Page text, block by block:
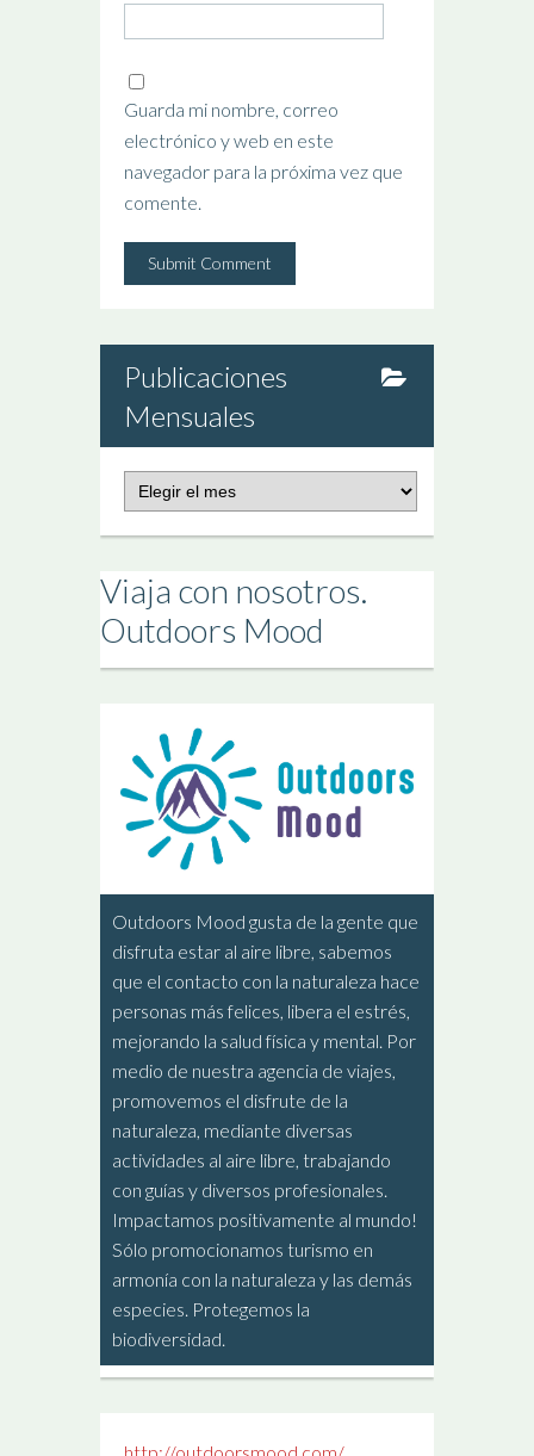
Guarda mi nombre, correo
electrónico y web en este
navegador para la próxima vez que
comente.
Publicaciones
Mensuales
Mensuales
Viaja con nosotros.
Outdoors Mood
Outdoors Mood gusta de la gente que
disfruta estar al aire libre, sabemos
que el contacto con la naturaleza hace
personas más felices, libera el estrés,
mejorando la salud física y mental. Por
medio de nuestra agencia de viajes,
promovemos el disfrute de la
naturaleza, mediante diversas
actividades al aire libre, trabajando
con guías y diversos profesionales.
Impactamos positivamente al mundo!
Sólo promocionamos turismo en
armonía con la naturaleza y las demás
especies. Protegemos la
biodiversidad.